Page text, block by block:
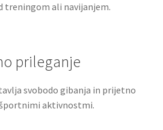
treningom ali navijanjem.
prileganje
svobodo gibanja in prijetno
aktivnostmi.